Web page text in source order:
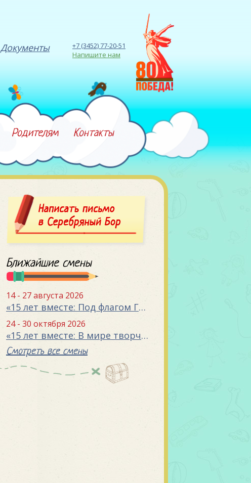
Документы
+7 (3452) 77-20-51
Напишите нам
Родителям Контакты
Ближайшие смены
14 - 27 августа 2026
«15 лет вместе: Под флагом Государства»
24 - 30 октября 2026
«15 лет вместе: В мире творчества»
Смотреть все смены